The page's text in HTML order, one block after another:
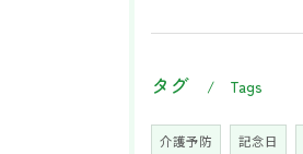
タグ Tags
介護予防 記念日